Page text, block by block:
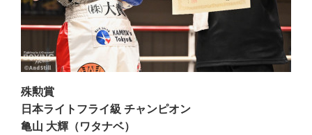
殊勲賞
日本ライトフライ級 チャンピオン
亀山 大輝（ワタナベ）